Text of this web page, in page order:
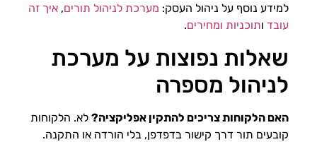
למידע נוסף על ניהול העסק: מערכת לניהול תורים, איך זה
עובד ותוכניות ומחירים.
שאלות נפוצות על מערכת
לניהול מספרה
האם הלקוחות צריכים להתקין אפליקציה? לא. הלקוחות
קובעים תור דרך קישור בדפדפן, בלי הורדה או התקנה.